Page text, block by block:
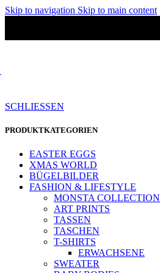
Skip to navigation Skip to main content
SCHLIESSEN
PRODUKTKATEGORIEN
EASTER EGGS
XMAS WORLD
BÜGELBILDER
FASHION & LIFESTYLE
MONSTA COLLECTION
ART PRINTS
TASSEN
TASCHEN
T-SHIRTS
ERWACHSENE
SWEATER